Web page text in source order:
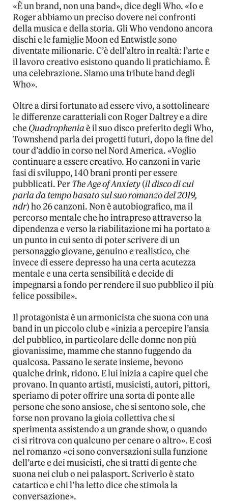
«È un brand, non una band», dice degli Who. «Io e
Roger abbiamo un preciso dovere nei confronti
della musica e della storia. Gli Who vendono ancora
dischi e le famiglie Moon ed Entwistle sono
diventate milionarie. C’è dell’altro in realtà: l’arte e
il lavoro creativo esistono quando li pratichiamo. È
una celebrazione. Siamo una tribute band degli
Who».
Oltre a dirsi fortunato ad essere vivo, a sottolineare
le differenze caratteriali con Roger Daltrey e a dire
che Quadropheniaè il suo disco preferito degli Who,
Townshend parla dei progetti futuri, dopo la fine del
tour d’addio in corso nel Nord America. «Voglio
continuare a essere creativo. Ho canzoni in varie
fasi di sviluppo, 140 brani pronti per essere
pubblicati. PerThe Age of Anxiety(il disco di cui
parla da tempo basato sul suo romanzo del 2019,
ndr) ho 26 canzoni. Non è autobiografico, ma il
percorso mentale che ho intrapreso attraverso la
dipendenza e verso la riabilitazione mi ha portato a
un punto in cui sento di poter scrivere di un
personaggio giovane, genuino e realistico, che
invece di essere depresso ha una certa acutezza
mentale e una certa sensibilità e decide di
impegnarsi a fondo per rendere il suo pubblico il più
felice possibile».
Il protagonista è un armonicista che suona con una
band in un piccolo club e «inizia a percepire l’ansia
del pubblico, in particolare delle donne non più
giovanissime, mamme che stanno fuggendo da
qualcosa. Passano le serate insieme, bevono
qualche drink, ridono. E lui inizia a capire quel che
provano. In quanto artisti, musicisti, autori, pittori,
speriamo di poter offrire una sorta di ponte alle
persone che sono ansiose, che si sentono sole, che
forse non provano la gioia collettiva che si
sperimenta assistendo a un grande show, o quando
ci si ritrova con qualcuno per cenare o altro». E così
nel romanzo «ci sono conversazioni sulla funzione
dell’arte e dei musicisti, che si tratti di gente che
suona nei club o nei palasport. Scriverlo è stato
catartico e chi l’ha letto dice che stimola la
conversazione».